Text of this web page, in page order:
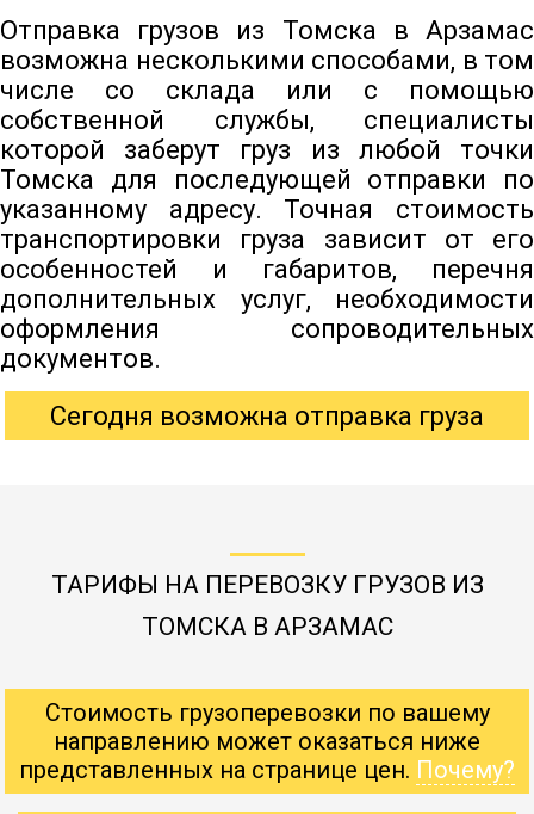
Отправка грузов из Томска в Арзамас
возможна несколькими способами, в том
числе со склада или с помощью
собственной службы, специалисты
которой заберут груз из любой точки
Томска для последующей отправки по
указанному адресу. Точная стоимость
транспортировки груза зависит от его
особенностей и габаритов, перечня
дополнительных услуг, необходимости
оформления сопроводительных
документов.
Сегодня возможна отправка груза
ТАРИФЫ НА ПЕРЕВОЗКУ ГРУЗОВ ИЗ
ТОМСКА В АРЗАМАС
Стоимость грузоперевозки по вашему
направлению может оказаться ниже
представленных на странице цен. Почему?